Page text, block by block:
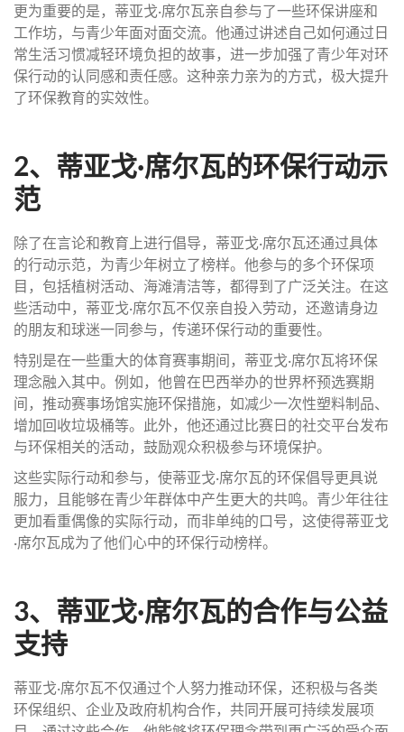
更为重要的是，蒂亚戈·席尔瓦亲自参与了一些环保讲座和
工作坊，与青少年面对面交流。他通过讲述自己如何通过日
常生活习惯减轻环境负担的故事，进一步加强了青少年对环
保行动的认同感和责任感。这种亲力亲为的方式，极大提升
了环保教育的实效性。
2、蒂亚戈·席尔瓦的环保行动示
范
除了在言论和教育上进行倡导，蒂亚戈·席尔瓦还通过具体
的行动示范，为青少年树立了榜样。他参与的多个环保项
目，包括植树活动、海滩清洁等，都得到了广泛关注。在这
些活动中，蒂亚戈·席尔瓦不仅亲自投入劳动，还邀请身边
的朋友和球迷一同参与，传递环保行动的重要性。
特别是在一些重大的体育赛事期间，蒂亚戈·席尔瓦将环保
理念融入其中。例如，他曾在巴西举办的世界杯预选赛期
间，推动赛事场馆实施环保措施，如减少一次性塑料制品、
增加回收垃圾桶等。此外，他还通过比赛日的社交平台发布
与环保相关的活动，鼓励观众积极参与环境保护。
这些实际行动和参与，使蒂亚戈·席尔瓦的环保倡导更具说
服力，且能够在青少年群体中产生更大的共鸣。青少年往往
更加看重偶像的实际行动，而非单纯的口号，这使得蒂亚戈
·席尔瓦成为了他们心中的环保行动榜样。
3、蒂亚戈·席尔瓦的合作与公益
支持
蒂亚戈·席尔瓦不仅通过个人努力推动环保，还积极与各类
环保组织、企业及政府机构合作，共同开展可持续发展项